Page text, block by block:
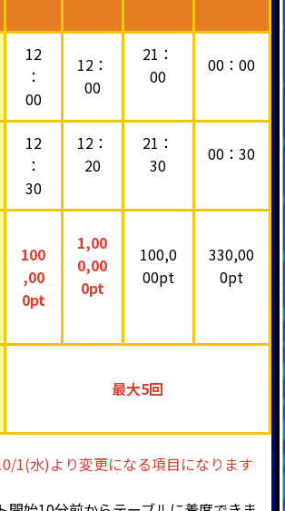
12
：
00
12：
00
21：
00
00：00
12
：
30
12：
20
21：
30
00：30
100
,00
0pt
1,00
0,00
0pt
100,0
00pt
330,00
0pt
最大5回
1(水)より変更になる項目になります